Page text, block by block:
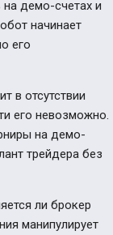
демо-счетах и
начинает
его
в отсутствии
его невозможно.
на демо-
трейдера без
ли брокер
манипулирует